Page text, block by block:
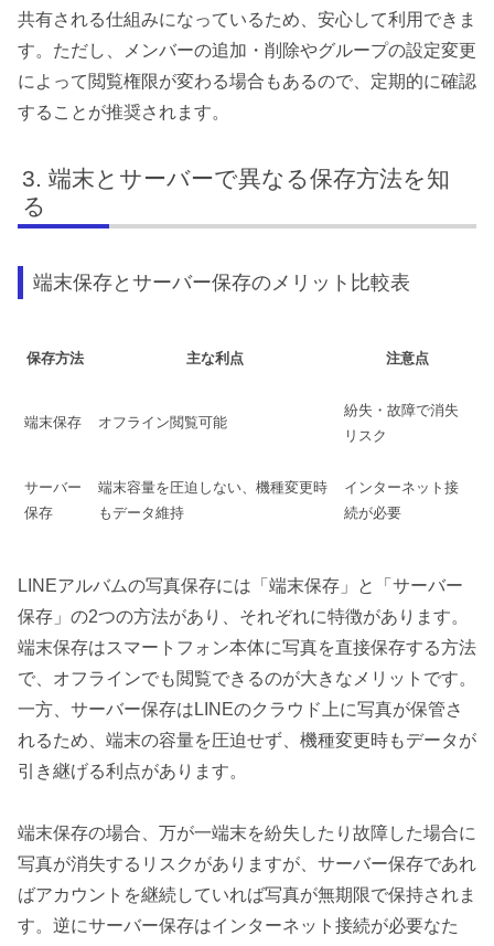
共有される仕組みになっているため、安心して利用できま
す。ただし、メンバーの追加・削除やグループの設定変更
によって閲覧権限が変わる場合もあるので、定期的に確認
することが推奨されます。
端末とサーバーで異なる保存方法を知
る
端末保存とサーバー保存のメリット比較表
保存方法 主な利点 注意点
端末保存 オフライン閲覧可能
紛失・故障で消失
リスク
サーバー
保存
端末容量を圧迫しない、機種変更時
もデータ維持
インターネット接
続が必要
LINEアルバムの写真保存には「端末保存」と「サーバー
保存」の2つの方法があり、それぞれに特徴があります。
端末保存はスマートフォン本体に写真を直接保存する方法
で、オフラインでも閲覧できるのが大きなメリットです。
一方、サーバー保存はLINEのクラウド上に写真が保管さ
れるため、端末の容量を圧迫せず、機種変更時もデータが
引き継げる利点があります。
端末保存の場合、万が一端末を紛失したり故障した場合に
写真が消失するリスクがありますが、サーバー保存であれ
ばアカウントを継続していれば写真が無期限で保持されま
す。逆にサーバー保存はインターネット接続が必要なた